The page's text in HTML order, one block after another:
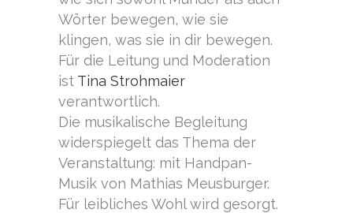
Wörter bewegen, wie sie
klingen, was sie in dir bewegen.
Für die Leitung und Moderation
ist Tina Strohmaier
verantwortlich.
Die musikalische Begleitung
widerspiegelt das Thema der
Veranstaltung: mit Handpan-
Musik von Mathias Meusburger.
Für leibliches Wohl wird gesorgt.